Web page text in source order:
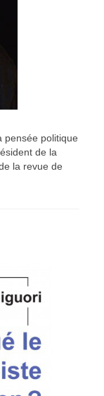
pensée politique
de la
la revue de